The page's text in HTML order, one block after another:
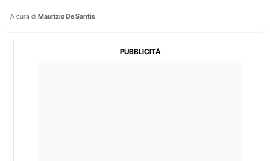
A cura di Maurizio De Santis